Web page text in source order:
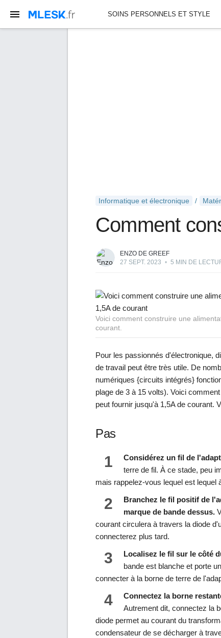
SOINS PERSONNELS ET STYLE
Informatique et électronique
Comment
ENZO DE GREEF
27 SEPT. 2023 • 5 MIN DE
Voici comment construire une
courant.
Pour les passionnés d'électronique,
de travail peut être très utile. De
numériques {circuits intégrés}
plage de 3 à 15 volts). Voici
peut fournir jusqu'à 1,5A de courant.
Pas
1 Considérez un fil de
terre de fil. À ce stade, peu
mais rappelez-vous lequel est lequel
2
Branchez le fil positif de
marque de bande dessus.
courant circulera à travers la diode
connecterez plus tard.
3 Localisez le fil sur le côté
bande est blanche et porte
connecter à la borne de terre de
4
Connectez la borne
Autrement dit, connectez la
diode permet au courant du
condensateur de se décharger à